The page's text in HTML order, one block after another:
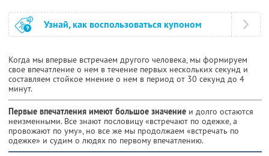
Узнай, как воспользоваться купоном
Когда мы впервые встречаем другого человека, мы формируем
свое впечатление о нем в течение первых нескольких секунд и
составляем стойкое мнение о нем в период от 30 секунд до 4
минут.
Первые впечатления имеют большое значение и долго остаются
неизменными. Все знают пословицу «встречают по одежке, а
провожают по уму», но все же мы продолжаем «встречать по
одежке» и судим о людях по первому впечатлению.